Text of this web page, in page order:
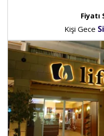
Fiyatı
Kişi Gece